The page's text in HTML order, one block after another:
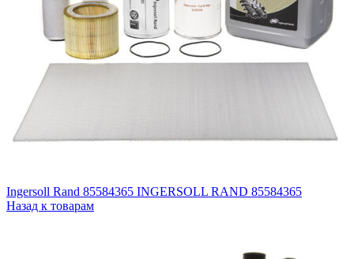
Ingersoll Rand 85584365 INGERSOLL RAND 85584365
Назад к товарам